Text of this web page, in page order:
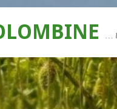
…